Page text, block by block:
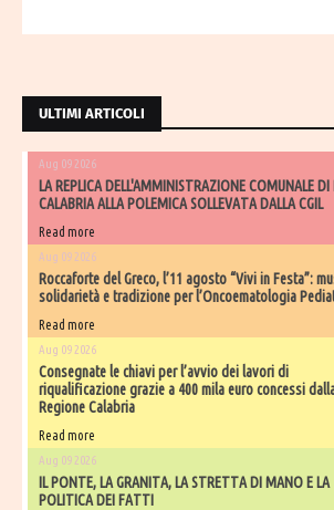
ULTIMI ARTICOLI
Aug 09 2026
LA REPLICA DELL'AMMINISTRAZIONE COMUNALE DI
CALABRIA ALLA POLEMICA SOLLEVATA DALLA CGIL
Read more
Aug 09 2026
Roccaforte del Greco, l’11 agosto “Vivi in Festa”:
solidarietà e tradizione per l’Oncoematologia
Read more
Aug 09 2026
Consegnate le chiavi per l’avvio dei lavori di
riqualificazione grazie a 400 mila euro concessi
Regione Calabria
Read more
Aug 09 2026
IL PONTE, LA GRANITA, LA STRETTA DI MANO E LA
POLITICA DEI FATTI